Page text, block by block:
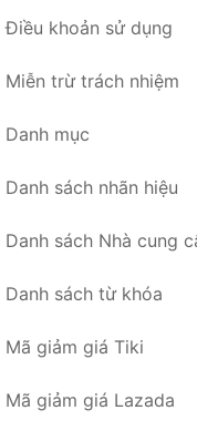
Điều khoản sử dụng
Miễn trừ trách nhiệm
Danh mục
Danh sách nhãn hiệu
Danh sách Nhà cung
Danh sách từ khóa
Mã giảm giá Tiki
Mã giảm giá Lazada